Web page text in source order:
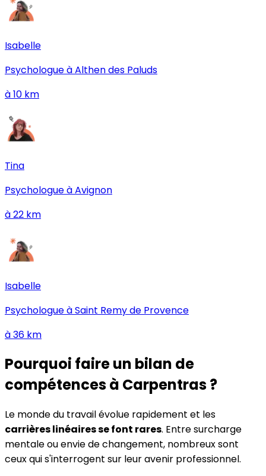
Isabelle
Psychologue àAlthen des Paluds
à10 km
Tina
Psychologue àAvignon
à22 km
Isabelle
Psychologue àSaint Remy de Provence
à36 km
Pourquoi faire un bilan de
compétencesà Carpentras?
Le monde du travail évolue rapidement et les
carrières linéaires se font rares. Entre surcharge
mentale ou envie de changement, nombreux sont
ceux qui s'interrogent sur leur avenir professionnel.